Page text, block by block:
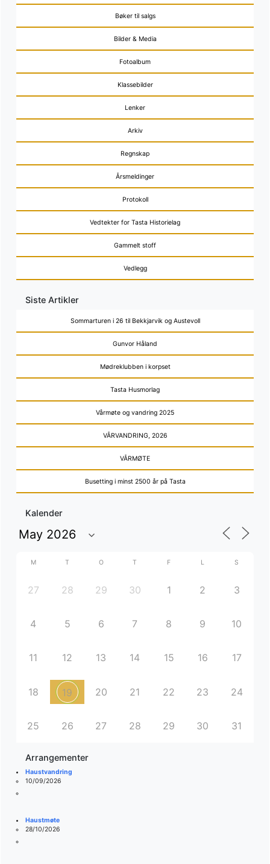
Bøker til salgs
Bilder & Media
Fotoalbum
Klassebilder
Lenker
Arkiv
Regnskap
Årsmeldinger
Protokoll
Vedtekter for Tasta Historielag
Gammelt stoff
Vedlegg
Siste Artikler
Sommarturen i 26 til Bekkjarvik og Austevoll
Gunvor Håland
Mødreklubben i korpset
Tasta Husmorlag
Vårmøte og vandring 2025
VÅRVANDRING, 2026
VÅRMØTE
Busetting i minst 2500 år på Tasta
Kalender
M T O T F L S
27 28 29 30 1 2 3
4 5 6 7 8 9 10
11 12 13 14 15 16 17
18 19 20 21 22 23 24
25 26 27 28 29 30 31
Arrangementer
Haustvandring
10/09/2026
Haustmøte
28/10/2026